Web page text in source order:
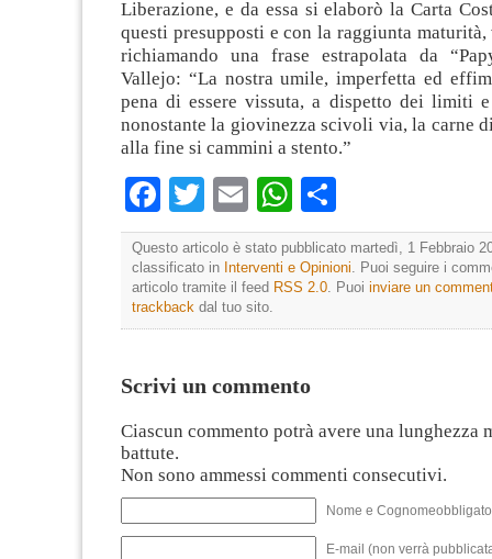
Liberazione, e da essa si elaborò la Carta
questi presupposti e con la raggiunta
richiamando una frase estrapolata da
Vallejo: “La nostra umile, imperfetta ed
pena di essere vissuta, a dispetto dei limiti
nonostante la giovinezza scivoli via, la carne
alla fine si cammini a stento.”
Facebook
TwitterEmailWhatsApp
Questo articolo è stato pubblicato martedì, 1 Febbraio
classificato in Interventi e Opinioni. Puoi seguire i
articolo tramite il feed RSS 2.0. Puoi inviare un
trackback dal tuo sito.
Scrivi un commento
Ciascun commento potrà avere una lunghezza
battute.
Non sono ammessi commenti consecutivi.
Nome e
E-mail (non verrà